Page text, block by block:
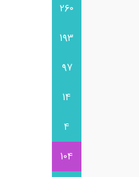
260
193
97
14
4
104